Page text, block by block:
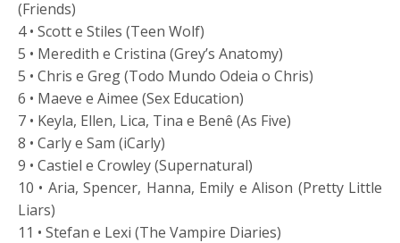
(Friends)
4 • Scott e Stiles (Teen Wolf)
5 • Meredith e Cristina (Grey’s Anatomy)
5 • Chris e Greg (Todo Mundo Odeia o Chris)
6 • Maeve e Aimee (Sex Education)
7 • Keyla, Ellen, Lica, Tina e Benê (As Five)
8 • Carly e Sam (iCarly)
9 • Castiel e Crowley (Supernatural)
10 • Aria, Spencer, Hanna, Emily e Alison (Pretty Little
Liars)
11 • Stefan e Lexi (The Vampire Diaries)